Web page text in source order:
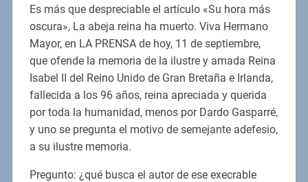
Es más que despreciable el artículo «Su hora más
oscura», La abeja reina ha muerto. Viva Hermano
Mayor, en LA PRENSA de hoy, 11 de septiembre,
que ofende la memoria de la ilustre y amada Reina
Isabel II del Reino Unido de Gran Bretaña e Irlanda,
fallecida a los 96 años, reina apreciada y querida
por toda la humanidad, menos por Dardo Gasparré,
y uno se pregunta el motivo de semejante adefesio,
a su ilustre memoria.
Pregunto: ¿qué busca el autor de ese execrable